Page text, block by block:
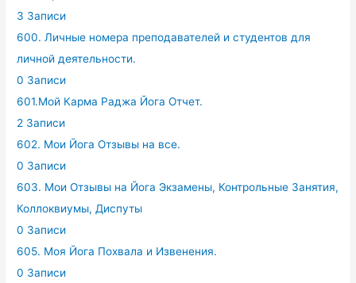
3 Записи
600. Личные номера преподавателей и студентов для
личной деятельности.
0 Записи
601.Мой Карма Раджа Йога Отчет.
2 Записи
602. Мои Йога Отзывы на все.
0 Записи
603. Мои Отзывы на Йога Экзамены, Контрольные Занятия,
Коллоквиумы, Диспуты
0 Записи
605. Моя Йога Похвала и Извенения.
0 Записи